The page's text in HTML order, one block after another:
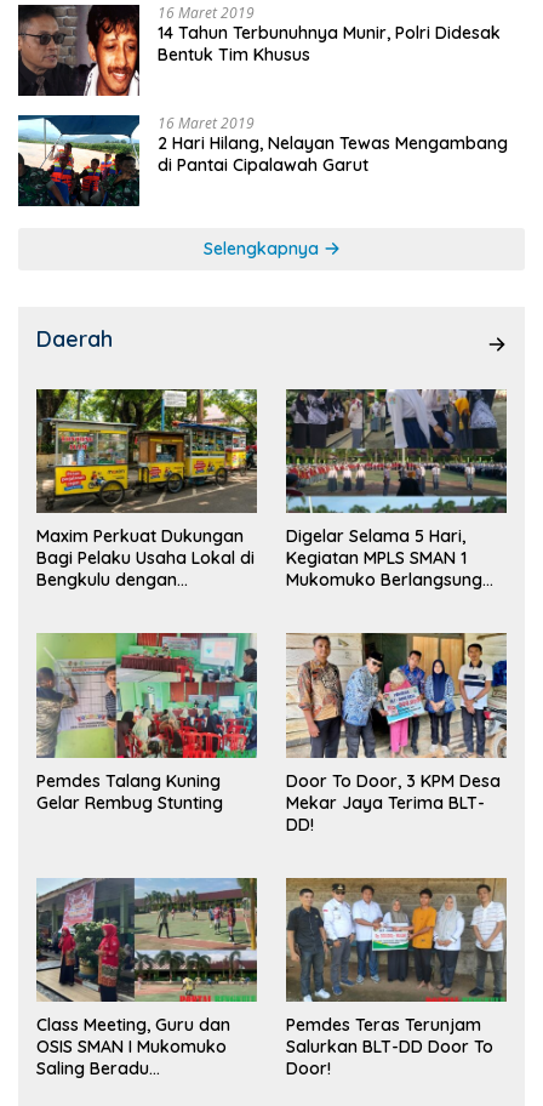
16 Maret 2019
14 Tahun Terbunuhnya Munir, Polri Didesak
Bentuk Tim Khusus
16 Maret 2019
2 Hari Hilang, Nelayan Tewas Mengambang
di Pantai Cipalawah Garut
Selengkapnya
Daerah
Maxim Perkuat Dukungan
Bagi Pelaku Usaha Lokal di
Bengkulu dengan
Pasar
Digelar Selama 5 Hari,
Kegiatan MPLS SMAN 1
Mukomuko Berlangsung
Pemdes Talang Kuning
Gelar Rembug Stunting
Door To Door, 3 KPM Desa
Mekar Jaya Terima BLT-
DD!
Class Meeting, Guru dan
OSIS SMAN I Mukomuko
Saling Beradu
Pemdes Teras Terunjam
Salurkan BLT-DD Door To
Door!